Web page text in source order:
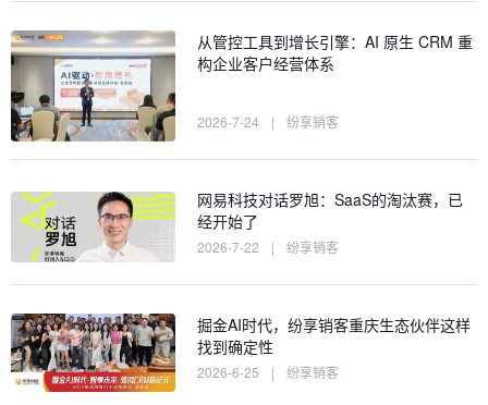
从管控工具到增长引擎：AI 原生 CRM 重
构企业客户经营体系
2026-7-24 | 纷享销客
网易科技对话罗旭：SaaS的淘汰赛，已
经开始了
2026-7-22 | 纷享销客
掘金AI时代，纷享销客重庆生态伙伴这样
找到确定性
2026-6-25 | 纷享销客